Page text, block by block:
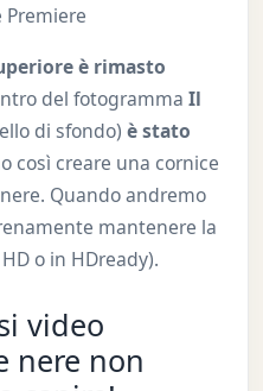
Premiere
è rimasto
del fotogramma Il
di sfondo) è stato
così creare una cornice
Quando andremo
mantenere la
o in HDready).
video
nere non